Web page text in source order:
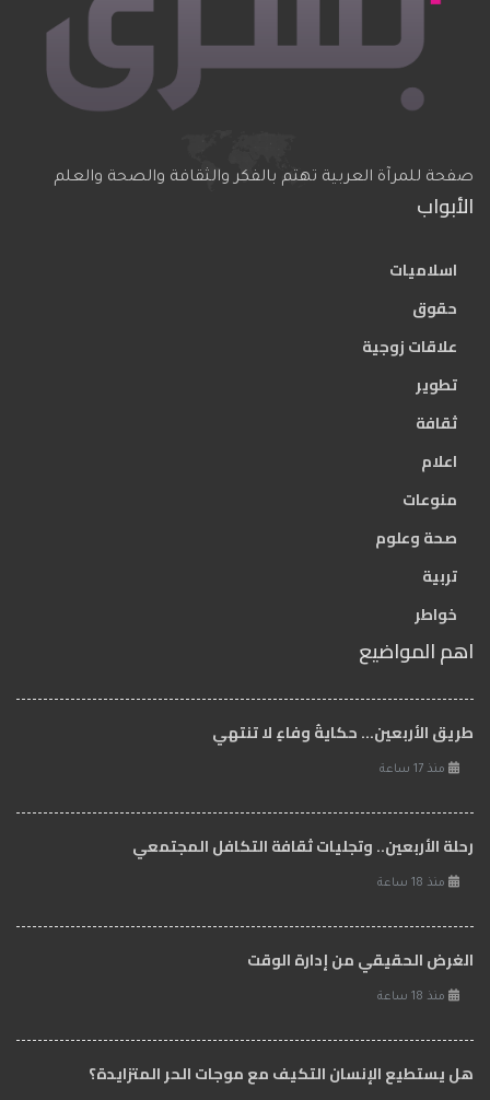
صفحة للمرآة العربية تهتم بالفكر والثقافة والصحة والعلم
الأبواب
اسلاميات
حقوق
علاقات زوجية
تطوير
ثقافة
اعلام
منوعات
صحة وعلوم
تربية
خواطر
اهم المواضيع
طريق الأربعين... حكايةُ وفاءٍ لا تنتهي
منذ 17 ساعة
رحلة الأربعين.. وتجليات ثقافة التكافل المجتمعي
منذ 18 ساعة
الغرض الحقيقي من إدارة الوقت
منذ 18 ساعة
هل يستطيع الإنسان التكيف مع موجات الحر المتزايدة؟